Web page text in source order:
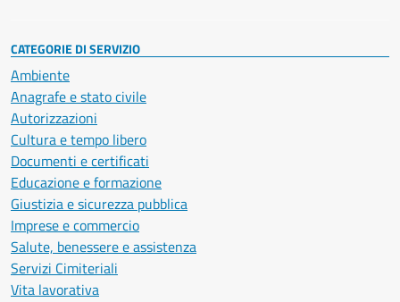
CATEGORIE DI SERVIZIO
Ambiente
Anagrafe e stato civile
Autorizzazioni
Cultura e tempo libero
Documenti e certificati
Educazione e formazione
Giustizia e sicurezza pubblica
Imprese e commercio
Salute, benessere e assistenza
Servizi Cimiteriali
Vita lavorativa